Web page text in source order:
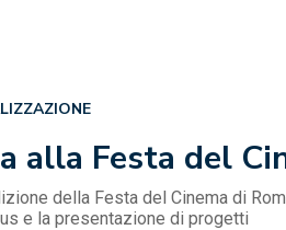
alla Festa del
della Festa del Cinema di
e la presentazione di progetti